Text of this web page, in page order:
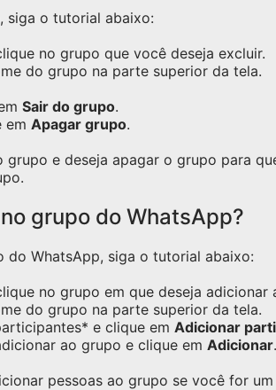
siga o tutorial abaixo:
no grupo que você deseja excluir.
do grupo na parte superior da tela.
Sair do grupo.
em Apagar grupo.
e deseja apagar o grupo para
grupo do WhatsApp?
do WhatsApp, siga o tutorial abaixo:
no grupo em que deseja adicionar
do grupo na parte superior da tela.
e clique em Adicionar
ao grupo e clique em Adicionar.
pessoas ao grupo se você for